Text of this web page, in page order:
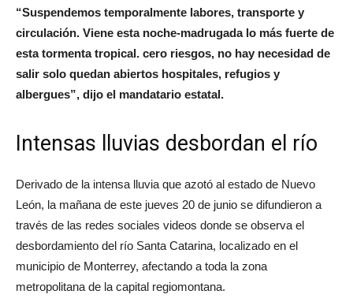
“Suspendemos temporalmente labores, transporte y
circulación. Viene esta noche-madrugada lo más fuerte de
esta tormenta tropical. cero riesgos, no hay necesidad de
salir solo quedan abiertos hospitales, refugios y
albergues”, dijo el mandatario estatal.
Intensas lluvias desbordan el río
Derivado de la intensa lluvia que azotó al estado de Nuevo
León, la mañana de este jueves 20 de junio se difundieron a
través de las redes sociales videos donde se observa el
desbordamiento del río Santa Catarina, localizado en el
municipio de Monterrey, afectando a toda la zona
metropolitana de la capital regiomontana.